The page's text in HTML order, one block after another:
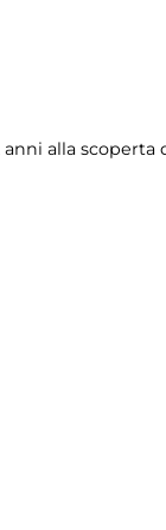
alla